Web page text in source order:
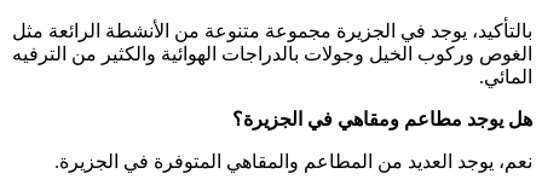
بالتأكيد، يوجد في الجزيرة مجموعة متنوعة من الأنشطة الرائعة مثل
الغوص وركوب الخيل وجولات بالدراجات الهوائية والكثير من الترفيه
المائي.
هل يوجد مطاعم ومقاهي في الجزيرة؟
نعم، يوجد العديد من المطاعم والمقاهي المتوفرة في الجزيرة.